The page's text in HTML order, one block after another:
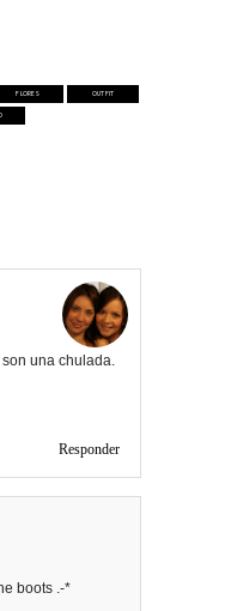
FLORES OUTFIT
una chulada.
Responder
boots .-*